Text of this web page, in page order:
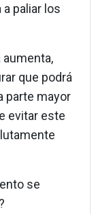
paliar los
aumenta,
que podrá
parte mayor
evitar este
se